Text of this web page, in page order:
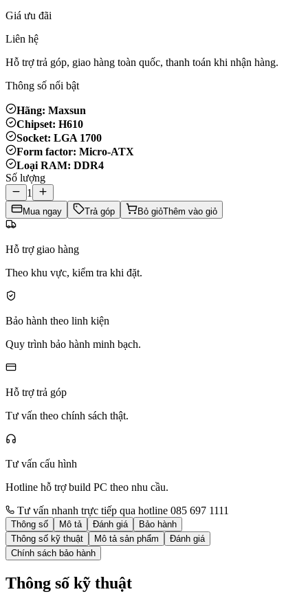
Giá ưu đãi
Liên hệ
Hỗ trợ trả góp, giao hàng toàn quốc, thanh toán khi nhận hàng.
Thông số nổi bật
Hãng: Maxsun
Chipset: H610
Socket: LGA 1700
Form factor: Micro-ATX
Loại RAM: DDR4
Số lượng
1
Mua ngay Trả góp Bỏ giỏThêm vào giỏ
Hỗ trợ giao hàng
Theo khu vực, kiểm tra khi đặt.
Bảo hành theo linh kiện
Quy trình bảo hành minh bạch.
Hỗ trợ trả góp
Tư vấn theo chính sách thật.
Tư vấn cấu hình
Hotline hỗ trợ build PC theo nhu cầu.
Tư vấn nhanh trực tiếp qua hotline 085 697 1111
Thông số Mô tả Đánh giá
Bảo hành
Thông số kỹ thuật
Mô tả sản phẩm
Đánh giá
Chính sách bảo hành
Thông số kỹ thuật